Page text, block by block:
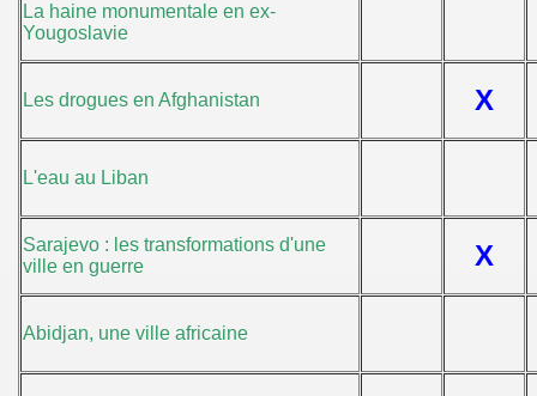
La haine monumentale en ex-
Yougoslavie
Les drogues en Afghanistan X
L'eau au Liban
Sarajevo : les transformations d'une
ville en guerre
X
Abidjan, une ville africaine